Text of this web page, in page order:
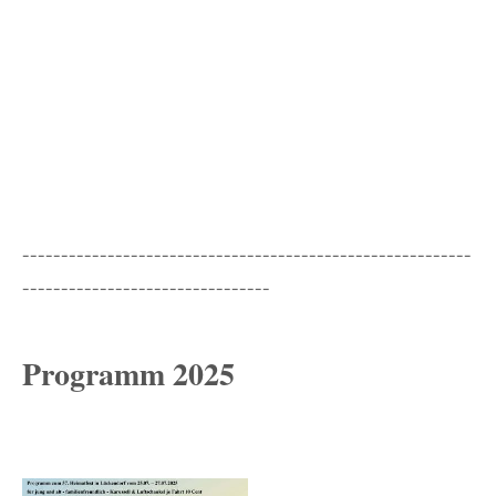
----------------------------------------------------------
--------------------------------
Programm 2025